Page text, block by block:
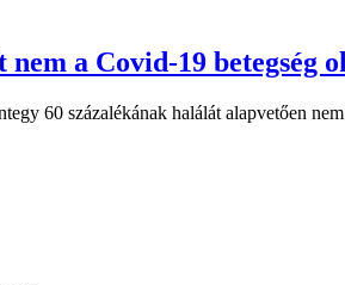
a Covid-19 betegség
60 százalékának halálát alapvetően